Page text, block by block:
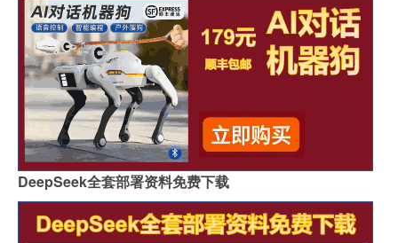
DeepSeek全套部署资料免费下载